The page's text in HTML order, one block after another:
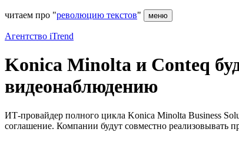
читаем про "революцию текстов" меню
Агентство iTrend
Konica Minolta и Conteq
видеонаблюдению
ИТ-провайдер полного цикла Konica Minolta Business
соглашение. Компании будут совместно реализовывать